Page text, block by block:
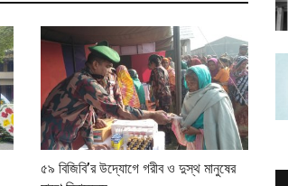
৫৯ বিজিবি’র উদ্যোগে গরীব ও দুস্থ মানুষের